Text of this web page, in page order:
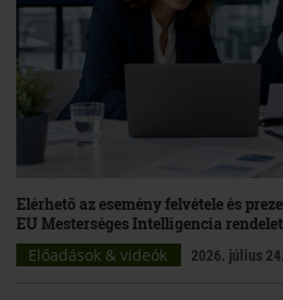
Elérhető az esemény felvétele és
EU Mesterséges Intelligencia
Előadások & videók
2026. július 24.